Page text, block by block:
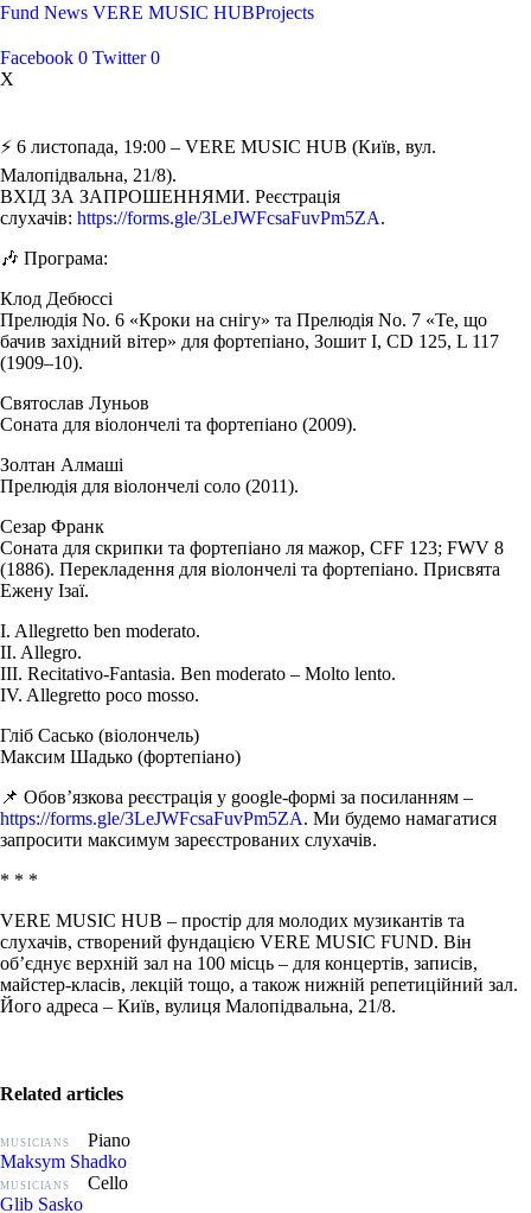
Fund News VERE MUSIC HUBProjects
Facebook 0 Twitter 0
X
⚡️ 6 листопада, 19:00 – VERE MUSIC HUB (Київ, вул.
Малопідвальна, 21/8).
ВХІД ЗА ЗАПРОШЕННЯМИ. Реєстрація
слухачів: https://forms.gle/3LeJWFcsaFuvPm5ZA.
🎶 Програма:
Клод Дебюссі
Прелюдія No. 6 «Кроки на снігу» та Прелюдія No. 7 «Те, що
бачив західний вітер» для фортепіано, Зошит I, CD 125, L 117
(1909–10).
Святослав Луньов
Соната для віолончелі та фортепіано (2009).
Золтан Алмаші
Прелюдія для віолончелі соло (2011).
Сезар Франк
Соната для скрипки та фортепіано ля мажор, CFF 123; FWV 8
(1886). Перекладення для віолончелі та фортепіано. Присвята
Ежену Ізаї.
I. Allegretto ben moderato.
II. Allegro.
III. Recitativo-Fantasia. Ben moderato – Molto lento.
IV. Allegretto poco mosso.
Гліб Сасько (віолончель)
Максим Шадько (фортепіано)
📌 Обов’язкова реєстрація у google-формі за посиланням –
https://forms.gle/3LeJWFcsaFuvPm5ZA. Ми будемо намагатися
запросити максимум зареєстрованих слухачів.
* * *
VERE MUSIC HUB – простір для молодих музикантів та
слухачів, створений фундацією VERE MUSIC FUND. Він
об’єднує верхній зал на 100 місць – для концертів, записів,
майстер-класів, лекцій тощо, а також нижній репетиційний зал.
Його адреса – Київ, вулиця Малопідвальна, 21/8.
Related articles
MUSICIANS
Piano
Maksym Shadko
MUSICIANS
Cello
Glib Sasko